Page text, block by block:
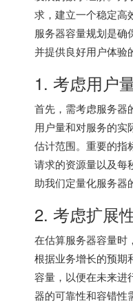
求，建立一个稳定高
服务器容量规划是确
并提供良好用户体验
1. 考虑用户
首先，需考虑服务器
用户量和对服务的实
估计范围。重要的指
请求的资源量以及每
助我们定量化服务器
2. 考虑扩展
在估算服务器容量时
根据业务增长的预期
容量，以便在未来进
器的可靠性和容错性